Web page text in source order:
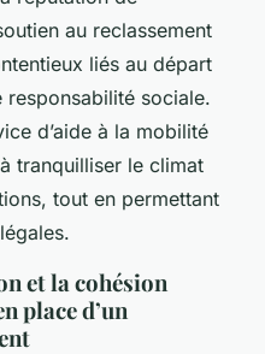
au reclassement
liés au départ
sociale.
d’aide à la mobilité
tranquilliser le climat
tout en permettant
et la cohésion
place d’un